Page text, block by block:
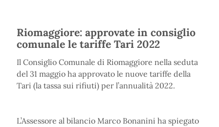
Riomaggiore: approvate in consiglio
comunale le tariffe Tari 2022
Il Consiglio Comunale di Riomaggiore nella seduta
del 31 maggio ha approvato le nuove tariffe della
Tari (la tassa sui rifiuti) per l’annualità 2022.
L’Assessore al bilancio Marco Bonanini ha spiegato